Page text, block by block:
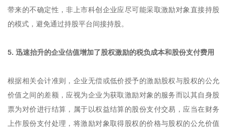
带来的不确定性，非上市科创企业应尽可能采取激励对象直接持股
的模式，避免通过持股平台间接持股。
5. 迅速抬升的企业估值增加了股权激励的税负成本和股份支付费用
根据相关会计准则，企业无偿或低价授予的激励股权与股权的公允
价值之间的差额，应视为企业为获取激励对象的服务而以其自身股
票为对价进行结算，属于以权益结算的股份支付交易，应当在财务
上作股份支付处理，将激励对象取得股权的价格与股权的公允价值